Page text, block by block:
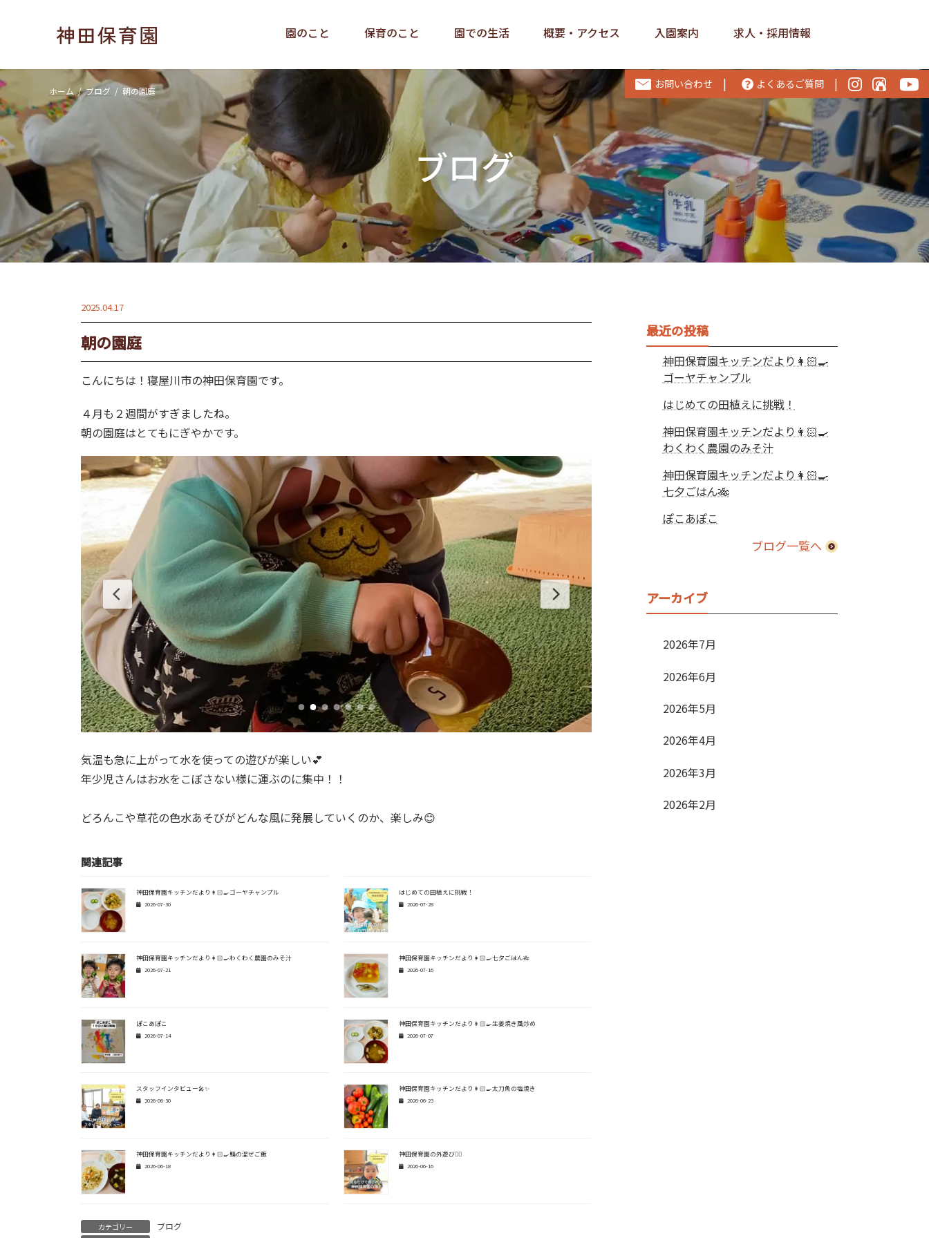
ツ
へ
ス
キ
ッ
プ
シ
ョ
ン
に
移
動
神田保育園 園のこと 保育のこと 園での生活 概要・アクセス 入園案内 求人・採用情報
お問い合わせ | よくあるご質問 |
ブログ
ホーム ブログ 朝の園庭
2025.04.17
朝の園庭
こんにちは！寝屋川市の神田保育園です。
４月も２週間がすぎましたね。
朝の園庭はとてもにぎやかです。
気温も急に上がって水を使っての遊びが楽しい💕
年少児さんはお水をこぼさない様に運ぶのに集中！！
どろんこや草花の色水あそびがどんな風に発展していくのか、楽しみ😊
関連記事
神田保育園キッチンだより👩🏻‍🍳ゴーヤチャンプル
2026-07-30
はじめての田植えに挑戦！
2026-07-28
神田保育園キッチンだより👩🏻‍🍳わくわく農園のみそ汁
2026-07-21
神田保育園キッチンだより👩🏻‍🍳七夕ごはん🎋
2026-07-16
ぽこあぽこ
2026-07-14
神田保育園キッチンだより👩🏻‍🍳生姜焼き風炒め
2026-07-07
スタッフインタビュー🎤✨
2026-06-30
神田保育園キッチンだより👩🏻‍🍳太刀魚の塩焼き
2026-06-23
神田保育園キッチンだより👩🏻‍🍳鯖の混ぜご飯
2026-06-18
神田保育園の外遊び🏃‍♂️
2026-06-16
カテゴリー ブログ
最近の投稿
神田保育園キッチンだより👩🏻‍🍳
ゴーヤチャンプル
はじめての田植えに挑戦！
神田保育園キッチンだより👩🏻‍🍳
わくわく農園のみそ汁
神田保育園キッチンだより👩🏻‍🍳
七夕ごはん🎋
ぽこあぽこ
ブログ一覧へ
アーカイブ
2026年7月
2026年6月
2026年5月
2026年4月
2026年3月
2026年2月